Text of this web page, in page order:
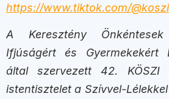
https://www.tiktok.com/
A Keresztény
Ifjúságért és Gyermekekért
által szervezett 42. KÖSZI
istentisztelet a Szívvel-